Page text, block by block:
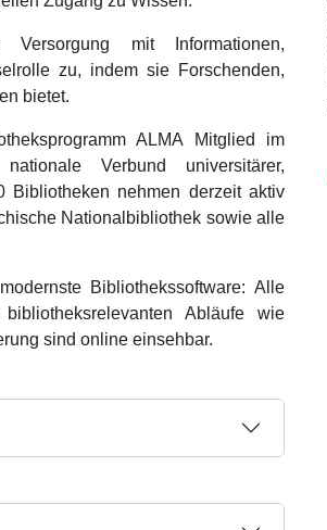
mit Informationen,
zu, indem sie Forschenden,
bietet.
ALMA Mitglied im
Verbund universitärer,
Bibliotheken nehmen derzeit aktiv
Nationalbibliothek sowie alle
Bibliothekssoftware: Alle
Abläufe wie
sind online einsehbar.